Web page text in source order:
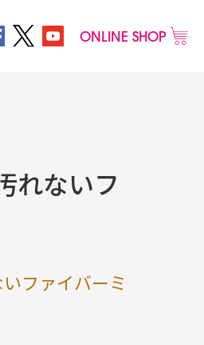
ONLINE SHOP
れないフ
ファイバーミ